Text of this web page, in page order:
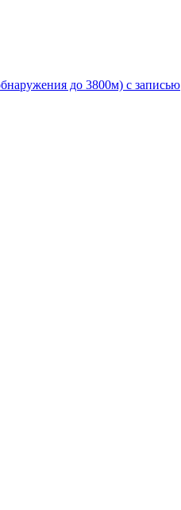
до 3800м) с записью